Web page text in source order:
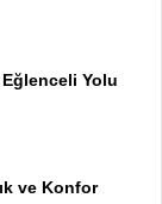
Eğlenceli Yolu
ve Konfor